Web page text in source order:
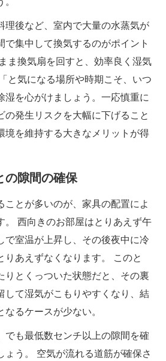
後など、室内で大量の水蒸気が
で集中して換気するのがポイント
ま換気扇を回すと、効率良く湿気
と気になる場所や時期こそ、いつ
湿を心がけましょう。一応慎重に
の発生リスクを大幅に下げること
境を維持する大きなメリットが得
の隙間の確保
とが多いのが、家具の配置によ
。 西向きのお部屋はとりあえず午
で室温が上昇し、その後夜中に冷
りあえずなくなります。 このと
りとくっついた状態だと、その裏
して湿気がこもりやすくなり、結
るケースが少ない。
も最低数センチ以上の隙間を確
ょう。 空気が流れる道筋が確保さ